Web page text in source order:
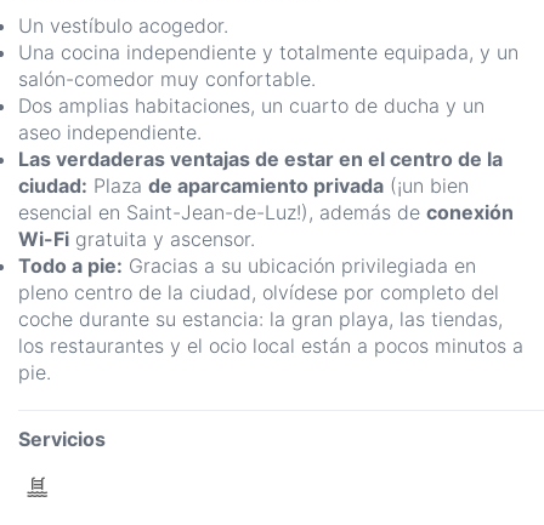
Un vestíbulo acogedor.
Una cocina independiente y totalmente equipada, y un
salón-comedor muy confortable.
Dos amplias habitaciones, un cuarto de ducha y un
aseo independiente.
Las verdaderas ventajas de estar en el centro de la
ciudad: Plaza de aparcamiento privada (¡un bien
esencial en Saint-Jean-de-Luz!), además de conexión
Wi-Fi gratuita y ascensor.
Todo a pie: Gracias a su ubicación privilegiada en
pleno centro de la ciudad, olvídese por completo del
coche durante su estancia: la gran playa, las tiendas,
los restaurantes y el ocio local están a pocos minutos a
pie.
Servicios